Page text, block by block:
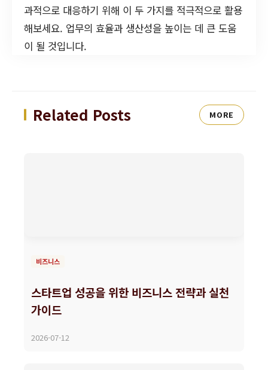
과적으로 대응하기 위해 이 두 가지를 적극적으로 활용
해보세요. 업무의 효율과 생산성을 높이는 데 큰 도움
이 될 것입니다.
Related Posts MORE
비즈니스
스타트업 성공을 위한 비즈니스 전략과 실천
가이드
2026-07-12